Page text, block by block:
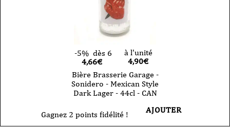
-5% dès 6
4,66€
à l'unité
4,90€
Bière Brasserie Garage -
Sonidero - Mexican Style
Dark Lager - 44cl - CAN
Gagnez 2 points fidélité ! AJOUTER